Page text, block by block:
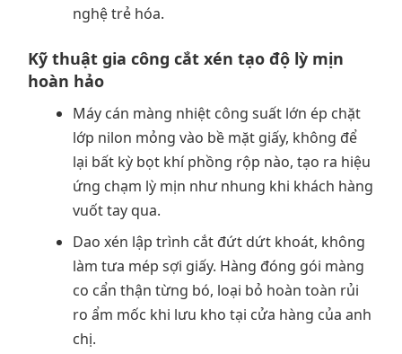
nghệ trẻ hóa.
Kỹ thuật gia công cắt xén tạo độ lỳ mịn
hoàn hảo
Máy cán màng nhiệt công suất lớn ép chặt
lớp nilon mỏng vào bề mặt giấy, không để
lại bất kỳ bọt khí phồng rộp nào, tạo ra hiệu
ứng chạm lỳ mịn như nhung khi khách hàng
vuốt tay qua.
Dao xén lập trình cắt đứt dứt khoát, không
làm tưa mép sợi giấy. Hàng đóng gói màng
co cẩn thận từng bó, loại bỏ hoàn toàn rủi
ro ẩm mốc khi lưu kho tại cửa hàng của anh
chị.